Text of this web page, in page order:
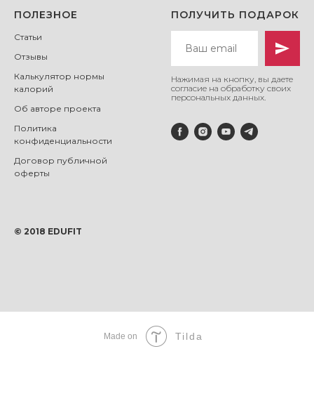
ПОЛЕЗНОЕ
Статьи
Отзывы
Калькулятор нормы
калорий
Об авторе проекта
Политика
конфиденциальности
Договор публичной
оферты
ПОЛУЧИТЬ ПОДАРОК
Нажимая на кнопку, вы даете
согласие на обработку своих
персональных данных.
© 2018 EDUFIT
Made on Tilda